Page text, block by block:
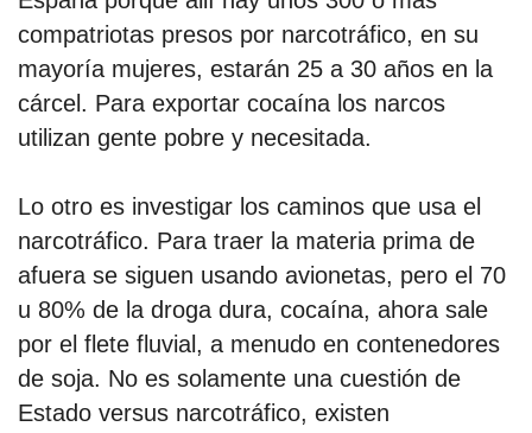
compatriotas presos por narcotráfico, en su
mayoría mujeres, estarán 25 a 30 años en la
cárcel. Para exportar cocaína los narcos
utilizan gente pobre y necesitada.
Lo otro es investigar los caminos que usa el
narcotráfico. Para traer la materia prima de
afuera se siguen usando avionetas, pero el 70
u 80% de la droga dura, cocaína, ahora sale
por el flete fluvial, a menudo en contenedores
de soja. No es solamente una cuestión de
Estado versus narcotráfico, existen